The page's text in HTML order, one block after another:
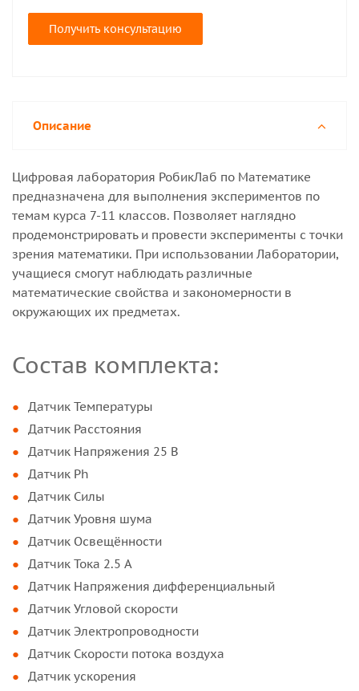
Получить консультацию
Описание
Цифровая лаборатория РобикЛаб по Математике
предназначена для выполнения экспериментов по
темам курса 7-11 классов. Позволяет наглядно
продемонстрировать и провести эксперименты с точки
зрения математики. При использовании Лаборатории,
учащиеся смогут наблюдать различные
математические свойства и закономерности в
окружающих их предметах.
Состав комплекта:
Датчик Температуры
Датчик Расстояния
Датчик Напряжения 25 B
Датчик Ph
Датчик Силы
Датчик Уровня шума
Датчик Освещённости
Датчик Тока 2.5 A
Датчик Напряжения дифференциальный
Датчик Угловой скорости
Датчик Электропроводности
Датчик Скорости потока воздуха
Датчик ускорения